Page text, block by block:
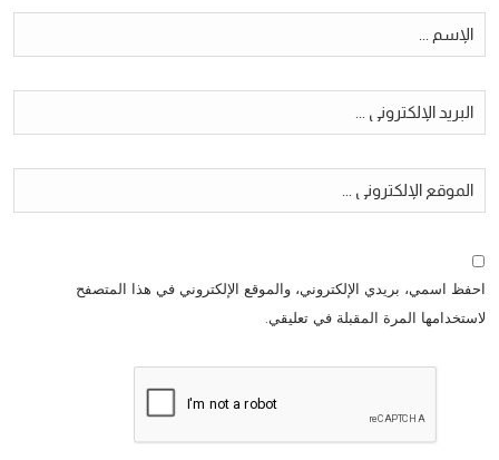
احفظ اسمي، بريدي الإلكتروني، والموقع الإلكتروني في هذا المتصفح
لاستخدامها المرة المقبلة في تعليقي.